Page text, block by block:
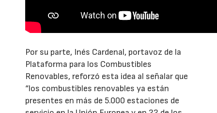
Por su parte, Inés Cardenal, portavoz de la
Plataforma para los Combustibles
Renovables, reforzó esta idea al señalar que
“los combustibles renovables ya están
presentes en más de 5.000 estaciones de